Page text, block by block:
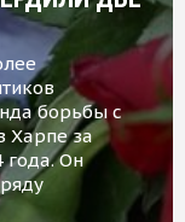
борьбы с
Харпе за
года. Он